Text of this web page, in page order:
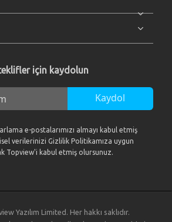
için kaydolun
Kaydol
e-postalarımızı almayı kabul etmiş
verilerinizi Gizlilik Politikamıza uygun
Topview'i kabul etmiş olursunuz.
Yazılım Limited. Her hakkı saklıdır.